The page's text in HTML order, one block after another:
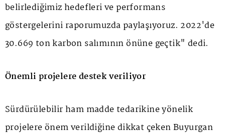
belirlediğimiz hedefleri ve performans
göstergelerini raporumuzda paylaşıyoruz. 2022'de
30.669 ton karbon salımının önüne geçtik" dedi.
Önemli projelere destek veriliyor
Sürdürülebilir ham madde tedarikine yönelik
projelere önem verildiğine dikkat çeken Buyurgan